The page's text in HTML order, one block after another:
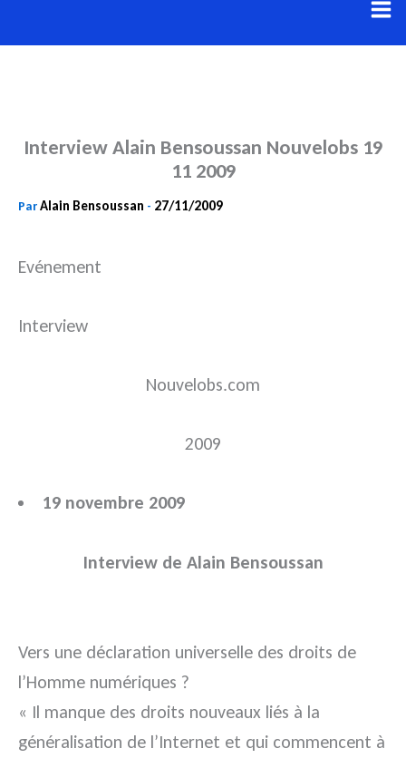
au
Interview Alain Bensoussan Nouvelobs 19
11 2009
ParAlain Bensoussan - 27/11/2009
Evénement
Interview
Nouvelobs.com
2009
19 novembre 2009
Interview de Alain Bensoussan
Vers une déclaration universelle des droits de
l’Homme numériques ?
« Il manque des droits nouveaux liés à la
généralisation de l’Internet et qui commencent à